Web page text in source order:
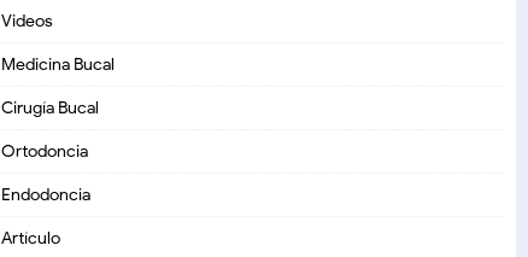
Videos
Medicina Bucal
Cirugía Bucal
Ortodoncia
Endodoncia
Artículo